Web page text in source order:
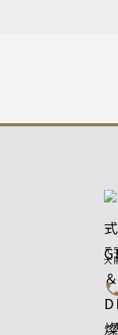
〒
大
chevron_right